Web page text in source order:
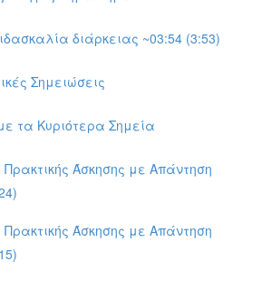
διάρκειας ~03:54 (3:53)
Σημειώσεις
τα Κυριότερα Σημεία
Άσκησης με Απάντηση
Άσκησης με Απάντηση